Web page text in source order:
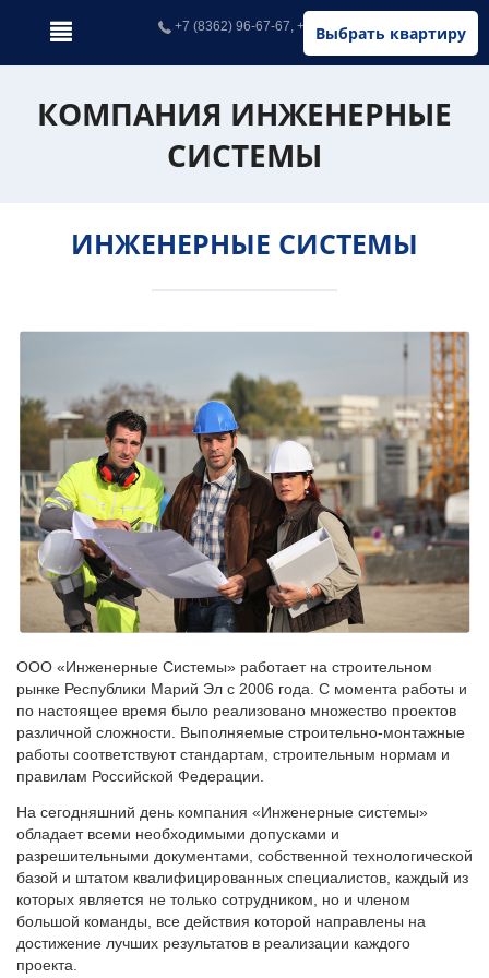
Выбрать квартиру
+7 (8362) 96-67-67, +7 (902) 326-67-67
КОМПАНИЯ ИНЖЕНЕРНЫЕ
СИСТЕМЫ
ИНЖЕНЕРНЫЕ СИСТЕМЫ
ООО «Инженерные Системы» работает на строительном
рынке Республики Марий Эл с 2006 года. С момента работы и
по настоящее время было реализовано множество проектов
различной сложности. Выполняемые строительно-монтажные
работы соответствуют стандартам, строительным нормам и
правилам Российской Федерации.
На сегодняшний день компания «Инженерные системы»
обладает всеми необходимыми допусками и
разрешительными документами, собственной технологической
базой и штатом квалифицированных специалистов, каждый из
которых является не только сотрудником, но и членом
большой команды, все действия которой направлены на
достижение лучших результатов в реализации каждого
проекта.